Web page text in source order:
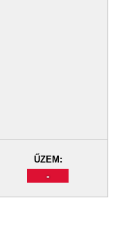
ŰZEM:
-